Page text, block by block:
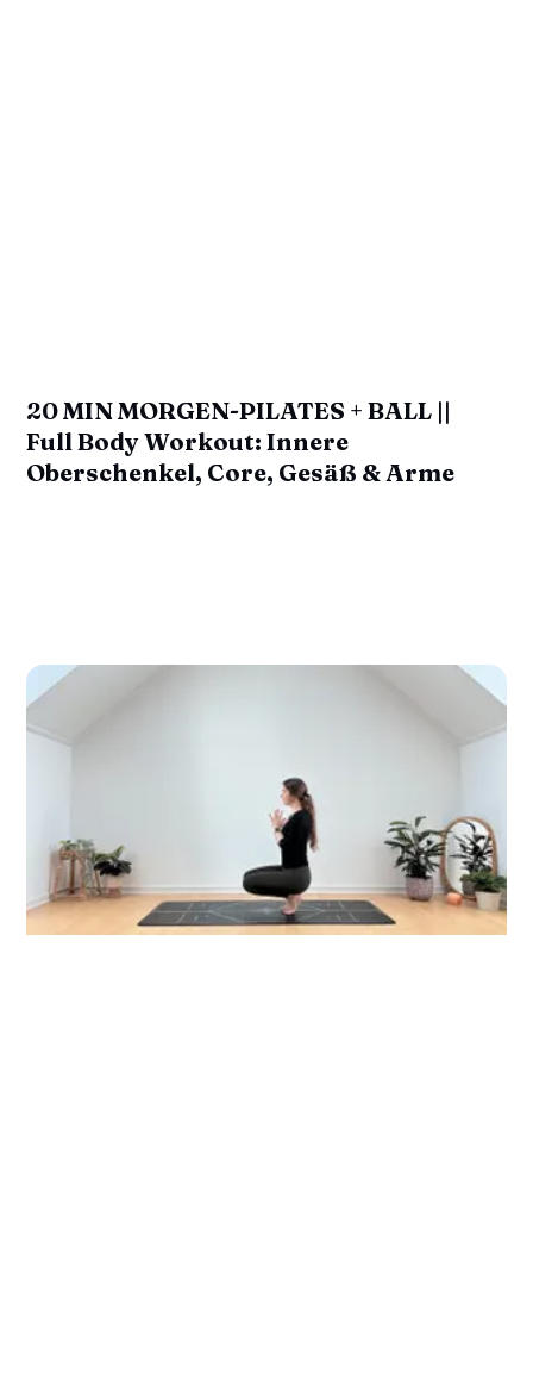
20 MIN MORGEN-PILATES + BALL ||
Full Body Workout: Innere
Oberschenkel, Core, Gesäß & Arme